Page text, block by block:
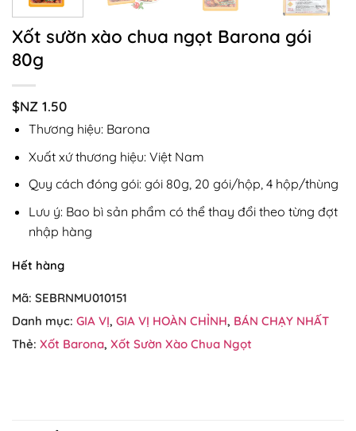
Xốt sườn xào chua ngọt Barona gói
80g
$NZ 1.50
Thương hiệu: Barona
Xuất xứ thương hiệu: Việt Nam
Quy cách đóng gói: gói 80g, 20 gói/hộp, 4 hộp/thùng
Lưu ý: Bao bì sản phẩm có thể thay đổi theo từng đợt
nhập hàng
Hết hàng
Mã: SEBRNMU010151
Danh mục: GIA VỊ, GIA VỊ HOÀN CHỈNH, BÁN CHẠY NHẤT
Thẻ: Xốt Barona, Xốt Sườn Xào Chua Ngọt